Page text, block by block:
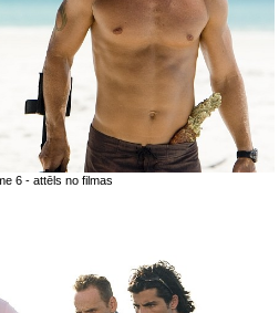
6 - attēls no filmas